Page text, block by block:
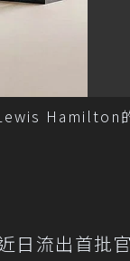
Hamilton
日流出首批